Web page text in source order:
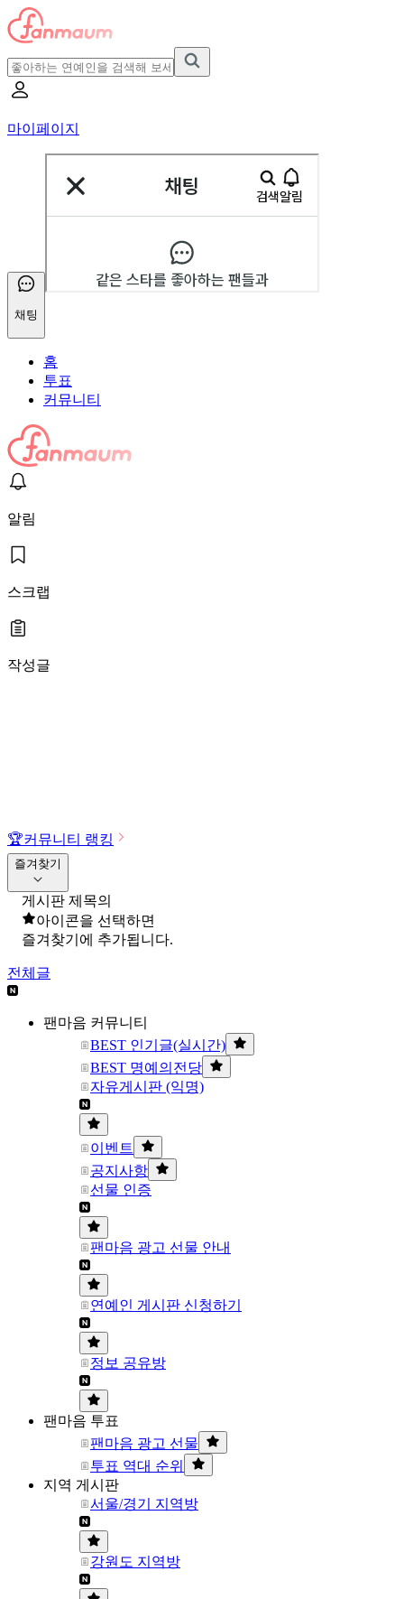
마이페이지
채팅
홈
투표
커뮤니티
알림
스크랩
작성글
🏆커뮤니티 랭킹
즐겨찾기
게시판 제목의
아이콘을 선택하면
즐겨찾기에 추가됩니다.
전체글
팬마음 커뮤니티
BEST 인기글(실시간)
BEST 명예의전당
자유게시판 (익명)
이벤트
공지사항
선물 인증
팬마음 광고 선물 안내
연예인 게시판 신청하기
정보 공유방
팬마음 투표
팬마음 광고 선물
투표 역대 순위
지역 게시판
서울/경기 지역방
강원도 지역방